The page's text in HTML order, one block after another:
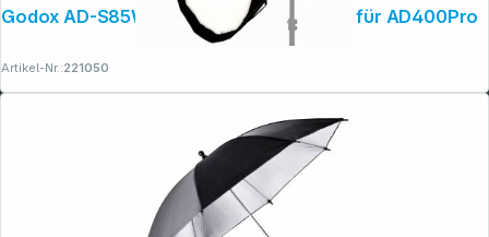
Godox AD-S85W weiss Parabol-Softbox für AD400Pro
Artikel-Nr.:221050